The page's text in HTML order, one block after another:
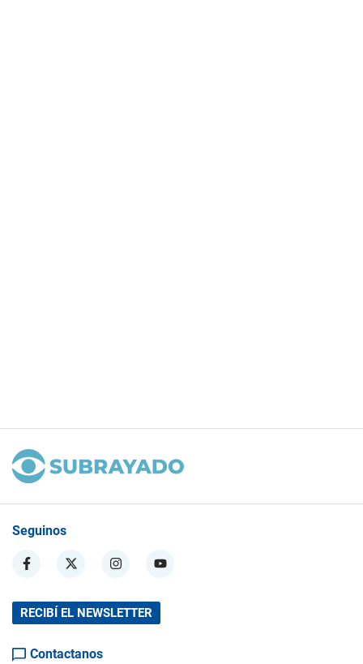
Seguinos
RECIBÍ EL NEWSLETTER
Contactanos